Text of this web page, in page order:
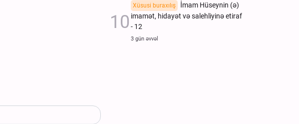
Xüsusi buraxılış
İmam Hüseynin (ə)
imamət, hidayət və salehliyinə etiraf
- 12
3 gün əvvəl